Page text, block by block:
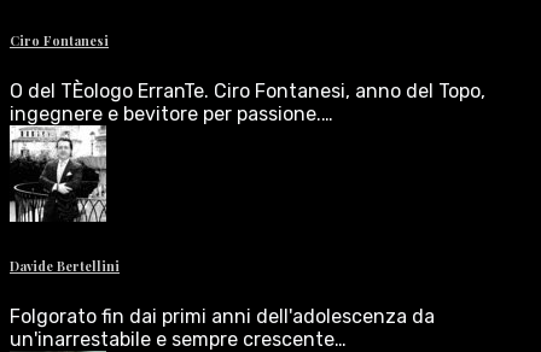
Ciro Fontanesi
O del TÈologo ErranTe. Ciro Fontanesi, anno del Topo,
ingegnere e bevitore per passione.…
Davide Bertellini
Folgorato fin dai primi anni dell'adolescenza da
un'inarrestabile e sempre crescente…